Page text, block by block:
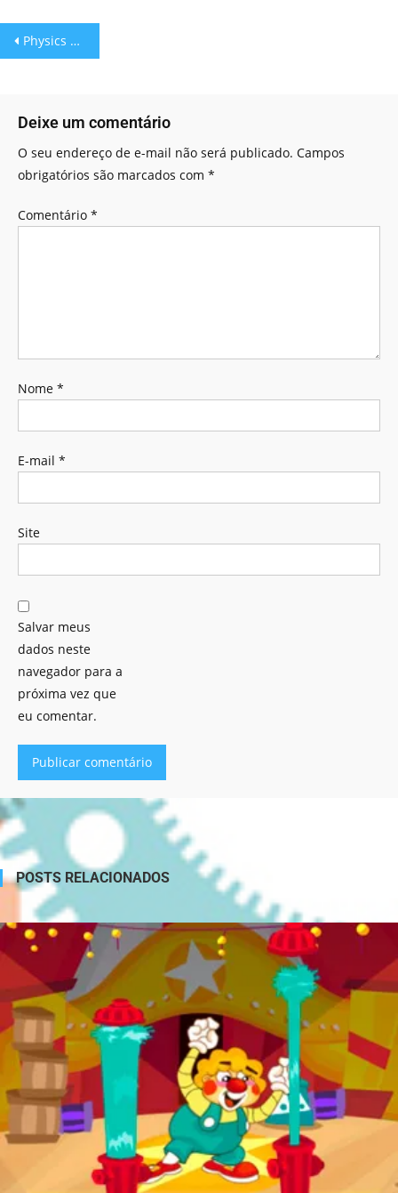
Physics Game: O jogo da Física!
Deixe um comentário
O seu endereço de e-mail não será publicado. Campos
obrigatórios são marcados com *
Comentário *
Nome *
E-mail *
Site
Salvar meus
dados neste
navegador para a
próxima vez que
eu comentar.
POSTS RELACIONADOS